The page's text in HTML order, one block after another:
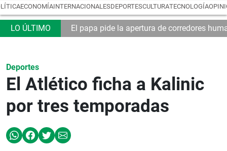
ECONOMÍAINTERNACIONALESDEPORTESCULTURATECNOLOGÍA
años El papa pide la apertura de corredores
Deportes
El Atlético ficha a Kalinic
por tres temporadas